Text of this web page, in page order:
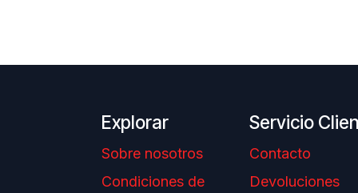
Explorar
Sobre nosotros
Condiciones de
Servicio
Contacto
Devoluciones